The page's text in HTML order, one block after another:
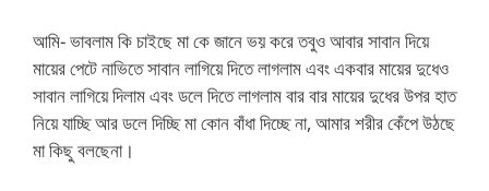
আমি- ভাবলাম কি চাইছে মা কে জানে ভয় করে তবুও আবার সাবান দিয়ে
মায়ের পেটে নাভিতে সাবান লাগিয়ে দিতে লাগলাম এবং একবার মায়ের দুধেও
সাবান লাগিয়ে দিলাম এবং ডলে দিতে লাগলাম বার বার মায়ের দুধের উপর হাত
নিয়ে যাচ্ছি আর ডলে দিচ্ছি মা কোন বাঁধা দিচ্ছে না, আমার শরীর কেঁপে উঠছে
মা কিছু বলছেনা।